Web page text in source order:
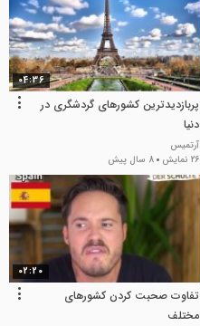
04:36
پربازدیدترین کشورهای گردشگری در
دنیا
آرتمیس
26 نمایش
8 سال پیش
02:20
تفاوت صحبت کردن کشورهای
مختلف